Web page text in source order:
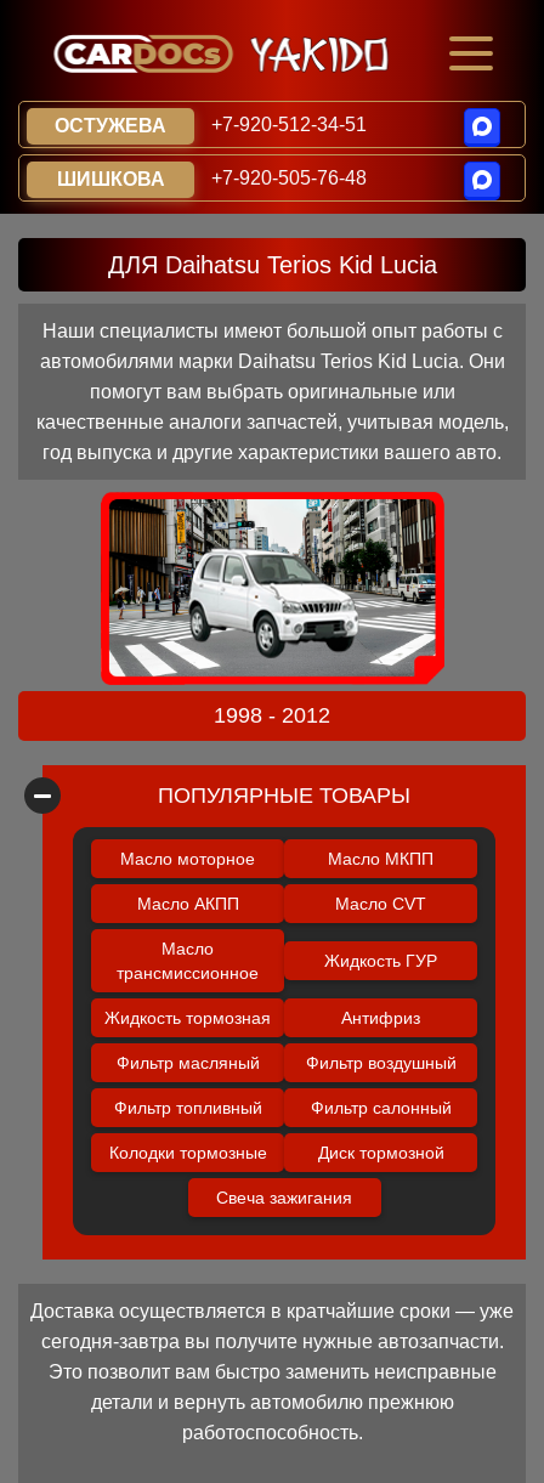
ОСТУЖЕВА +7-920-512-34-51
ШИШКОВА +7-920-505-76-48
ДЛЯ Daihatsu Terios Kid Lucia
Наши специалисты имеют большой опыт работы с
автомобилями марки Daihatsu Terios Kid Lucia. Они
помогут вам выбрать оригинальные или
качественные аналоги запчастей, учитывая модель,
год выпуска и другие характеристики вашего авто.
1998 - 2012
ПОПУЛЯРНЫЕ ТОВАРЫ
Масло моторное Масло МКПП
Масло АКПП Масло CVT
Масло
трансмиссионное
Жидкость ГУР
Жидкость тормозная Антифриз
Фильтр масляный Фильтр воздушный
Фильтр топливный Фильтр салонный
Колодки тормозные Диск тормозной
Свеча зажигания
Доставка осуществляется в кратчайшие сроки — уже
сегодня-завтра вы получите нужные автозапчасти.
Это позволит вам быстро заменить неисправные
детали и вернуть автомобилю прежнюю
работоспособность.